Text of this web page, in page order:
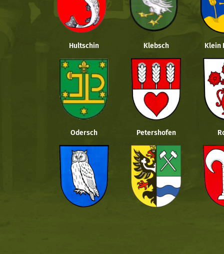
Hultschin Klebsch Klein
Odersch Petershofen